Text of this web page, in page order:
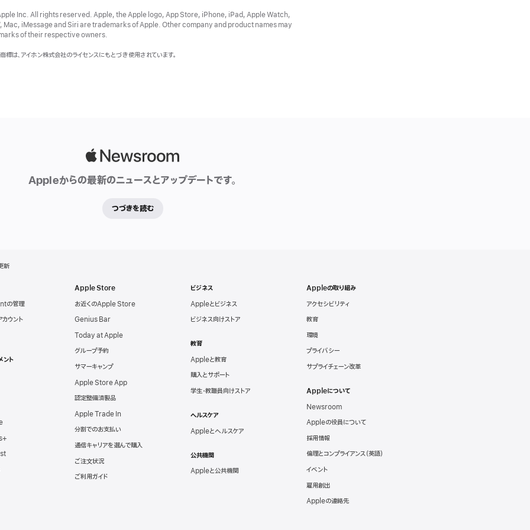
Inc. All rights reserved. Apple, the Apple logo, App Store, iPhone, iPad, Apple Watch,
Mac, iMessage and Siri are trademarks of Apple. Other company and product names may
of their respective owners.
は、アイホン株式会社のライセンスにもとづき使用されています。
Appleからの最新のニュースとアップデートです。
つづきを読む
新
の管理
ウント
ント
Apple Store
お近くのApple Store
Genius Bar
Today at Apple
グループ予約
サマーキャンプ
Apple Store App
認定整備済製品
Apple Trade In
分割でのお支払い
通信キャリアを選んで購入
ご注文状況
ご利用ガイド
ビジネス
Appleとビジネス
ビジネス向けストア
教育
Appleと教育
購入とサポート
学生・教職員向けストア
ヘルスケア
Appleとヘルスケア
公共機関
Appleと公共機関
Appleの取り組み
アクセシビリティ
教育
環境
プライバシー
サプライチェーン改革
Appleについて
Newsroom
Appleの役員について
採用情報
倫理とコンプライアンス（英語）
イベント
雇用創出
Appleの連絡先